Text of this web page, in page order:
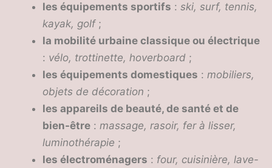
les équipements sportifs : ski, surf, tennis,
kayak, golf;
la mobilité urbaine classique ou électrique
: vélo, trottinette, hoverboard ;
les équipements domestiques : mobiliers,
objets de décoration ;
les appareils de beauté, de santé et de
bien-être : massage, rasoir, fer à lisser,
luminothérapie ;
les électroménagers : four, cuisinière, lave-